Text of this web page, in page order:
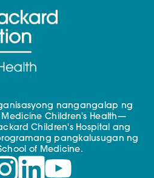
nangangalap ng
Children's Health—
Children's Hospital ang
pangkalusugan ng
of Medicine.